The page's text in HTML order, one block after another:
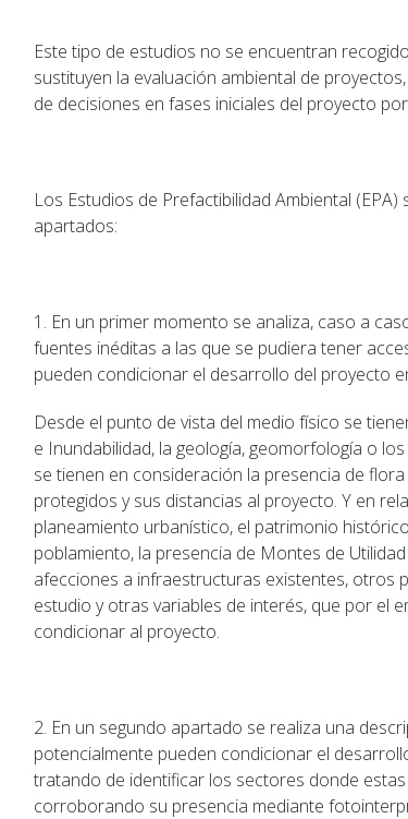
Este tipo de estudios no se encuentran
sustituyen la evaluación ambiental de
de decisiones en fases iniciales del proyecto
Los Estudios de Prefactibilidad Ambiental
apartados:
1. En un primer momento se analiza, caso a
fuentes inéditas a las que se pudiera tener
pueden condicionar el desarrollo del proyecto
Desde el punto de vista del medio físico se
e Inundabilidad, la geología, geomorfología o
se tienen en consideración la presencia de
protegidos y sus distancias al proyecto. Y en
planeamiento urbanístico, el patrimonio
poblamiento, la presencia de Montes de
afecciones a infraestructuras existentes, otros
estudio y otras variables de interés, que por el
condicionar al proyecto.
2. En un segundo apartado se realiza una
potencialmente pueden condicionar el
tratando de identificar los sectores donde
corroborando su presencia mediante